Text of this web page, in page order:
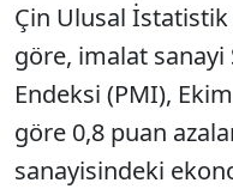
Çin Ulusal
göre, imalat sanayi
Endeksi (PMI),
göre 0,8 puan
sanayisindeki